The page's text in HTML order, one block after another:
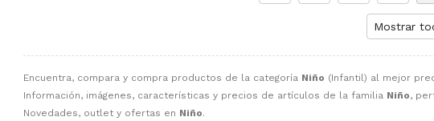
Encuentra, compara y compra productos de la categoría Niño (Infantil) al mejor
Información, imágenes, características y precios de artículos de la familia Niño,
Novedades, outlet y ofertas en Niño.
Mostrar